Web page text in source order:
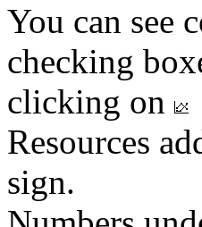
You can see
checking
clicking on
Resources
sign.